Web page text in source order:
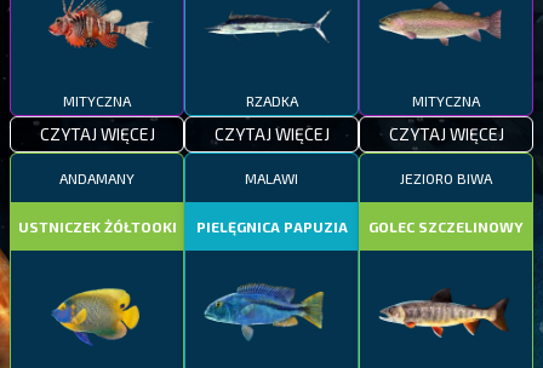
MITYCZNA
CZYTAJ WIĘCEJ
RZADKA
CZYTAJ WIĘCEJ
MITYCZNA
CZYTAJ WIĘCEJ
ANDAMANY
USTNICZEK ŻÓŁTOOKI
MALAWI
PIELĘGNICA PAPUZIA
JEZIORO BIWA
GOLEC SZCZELINOWY